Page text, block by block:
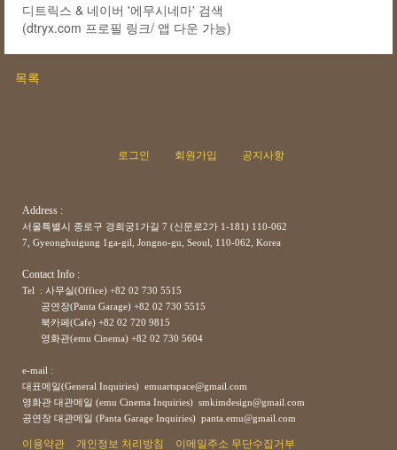
디트릭스 & 네이버 '에무시네마' 검색
(dtryx.com 프로필 링크/ 앱 다운 가능)
목록
로그인 회원가입 공지사항
Address :
서울특별시 종로구 경희궁1가길 7 (신문로2가 1-181) 110-062
7, Gyeonghuigung 1ga-gil, Jongno-gu, Seoul, 110-062, Korea
Contact Info :
Tel : 사무실(Office) +82 02 730 5515
공연장(Panta Garage) +82 02 730 5515
북카페(Cafe) +82 02 720 9815
영화관(emu Cinema) +82 02 730 5604
e-mail :
대표메일(General Inquiries) emuartspace@gmail.com
영화관 대관메일 (emu Cinema Inquiries) smkimdesign@gmail.com
공연장 대관메일 (Panta Garage Inquiries) panta.emu@gmail.com
이용약관 개인정보 처리방침 이메일주소 무단수집거부